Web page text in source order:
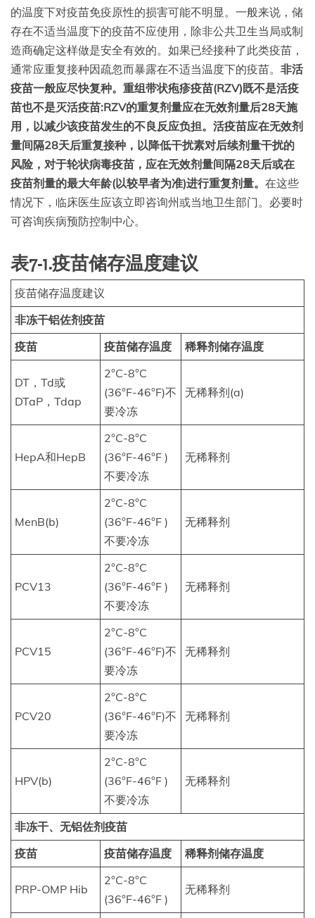
的温度下对疫苗免疫原性的损害可能不明显。一般来说，储
存在不适当温度下的疫苗不应使用，除非公共卫生当局或制
造商确定这样做是安全有效的。如果已经接种了此类疫苗，
通常应重复接种因疏忽而暴露在不适当温度下的疫苗。 非活
疫苗一般应尽快复种。重组带状疱疹疫苗(RZV)既不是活疫
苗也不是灭活疫苗:RZV的重复剂量应在无效剂量后28天施
用，以减少该疫苗发生的不良反应负担。活疫苗应在无效剂
量间隔28天后重复接种，以降低干扰素对后续剂量干扰的
风险， 对于轮状病毒疫苗，应在无效剂量间隔28天后或在
疫苗剂量的最大年龄(以较早者为准)进行重复剂量。 在这些
情况下，临床医生应该立即咨询州或当地卫生部门。必要时
可咨询疾病预防控制中心。
表7-1.疫苗储存温度建议
疫苗储存温度建议
非冻干铝佐剂疫苗
疫苗
疫苗储存温度 稀释剂储存温度
DT，Td或
DTaP，Tdap
2°C-8°C
(36°F-46°F)不
要冷冻
无稀释剂(a)
HepA和HepB
2°C-8°C
(36°F-46°F )
不要冷冻
无稀释剂
MenB(b)
2°C-8°C
(36°F-46°F )
不要冷冻
无稀释剂
PCV13
2°C-8°C
(36°F-46°F )
不要冷冻
无稀释剂
PCV15
2°C-8°C
(36°F-46°F)不
要冷冻
无稀释剂
PCV20
2°C-8°C
(36°F-46°F)不
要冷冻
无稀释剂
HPV(b)
2°C-8°C
(36°F-46°F )
不要冷冻
无稀释剂
非冻干、无铝佐剂疫苗
疫苗
疫苗储存温度 稀释剂储存温度
PRP-OMP Hib
2°C-8°C
(36°F-46°F )
无稀释剂